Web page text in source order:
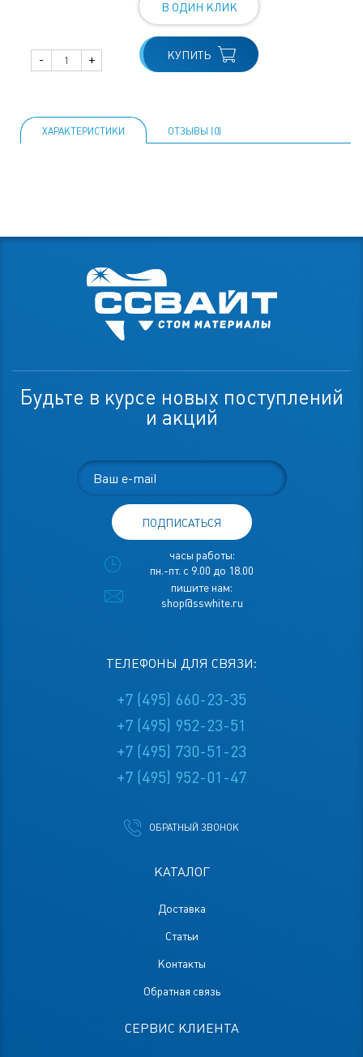
- +
В ОДИН КЛИК
КУПИТЬ
ХАРАКТЕРИСТИКИ ОТЗЫВЫ (0)
КАТАЛОГ
Доставка
Статьи
Контакты
Обратная связь
СЕРВИС КЛИЕНТА
Будьте в курсе новых поступлений
и акций
ПОДПИСАТЬСЯ
часы работы:
пн.-пт. с 9.00 до 18.00
пишите нам:
shop@sswhite.ru
ТЕЛЕФОНЫ ДЛЯ СВЯЗИ:
+7 (495) 660-23-35
+7 (495) 952-23-51
+7 (495) 730-51-23
+7 (495) 952-01-47
ОБРАТНЫЙ ЗВОНОК